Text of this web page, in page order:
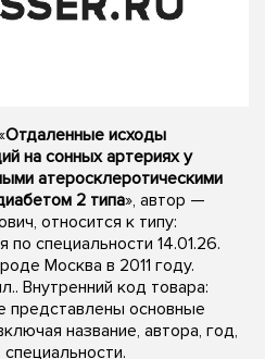
Отдаленные исходы
на сонных артериях у
атеросклеротическими
2 типа», автор —
относится к типу:
по специальности 14.01.26.
Москва в 2011 году.
Внутренний код товара:
представлены основные
название, автора, год,